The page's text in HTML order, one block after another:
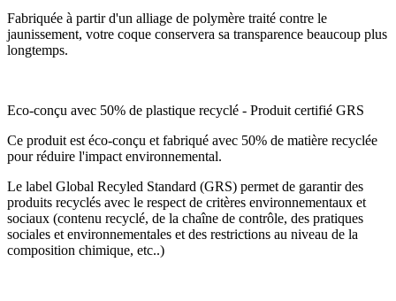
Fabriquée à partir d'un alliage de polymère traité contre le
jaunissement, votre coque conservera sa transparence beaucoup plus
longtemps.
Eco-conçu avec 50% de plastique recyclé - Produit certifié GRS
Ce produit est éco-conçu et fabriqué avec 50% de matière recyclée
pour réduire l'impact environnemental.
Le label Global Recyled Standard (GRS) permet de garantir des
produits recyclés avec le respect de critères environnementaux et
sociaux (contenu recyclé, de la chaîne de contrôle, des pratiques
sociales et environnementales et des restrictions au niveau de la
composition chimique, etc..)